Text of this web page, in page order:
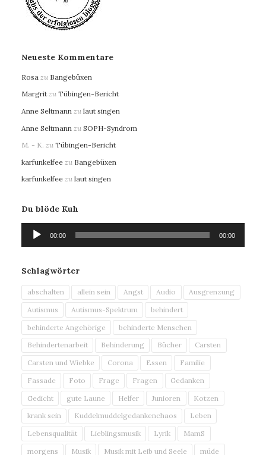
Neueste Kommentare
Rosa zu Bangebüxen
Margrit zu Tübingen-Bericht
Anne Seltmann zu laut singen
Anne Seltmann zu SOPH-Syndrom
M. - K. zu Tübingen-Bericht
karfunkelfee zu Bangebüxen
karfunkelfee zu laut singen
Du blöde Kuh
Audio-
Player
00:00 00:00
Schlagwörter
abschalten allein sein Angst Audio
Ausgrenzung
Autismus
Autismus-Spektrum
behindert
behinderte Angehörige
behinderte Menschen
Behindertenarbeit
Behinderung Bücher
Carsten
Carsten und Wiebke
Corona Essen
Familie
Fassade
Foto Frage Fragen
Gedanken
Gedicht
gute Laune Helfer Junioren
Kotzen
krank sein
Kuddelmuddelgedankenchaos
Leben
Lebensqualität
Lieblingsmusik Lyrik
MamS
morgens
Musik Musik mit Leib und Seele müde